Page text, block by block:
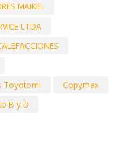
MAIKEL
LTDA
Toyotomi
Copymax
B y D